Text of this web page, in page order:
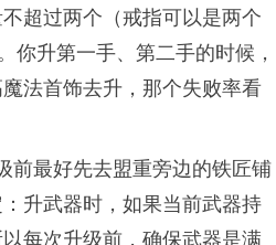
超过两个（戒指可以是两个
你升第一手、第二手的时候，
法首饰去升，那个失败率看
前最好先去盟重旁边的铁匠铺
升武器时，如果当前武器持
每次升级前，确保武器是满